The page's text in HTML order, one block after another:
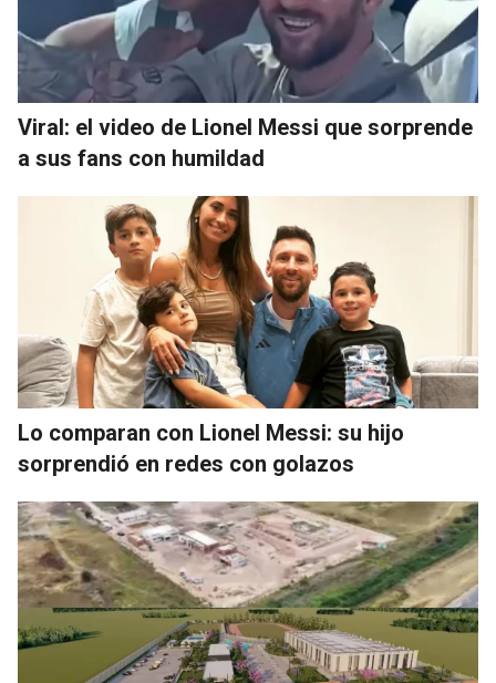
Viral: el video de Lionel Messi que sorprende
a sus fans con humildad
Lo comparan con Lionel Messi: su hijo
sorprendió en redes con golazos